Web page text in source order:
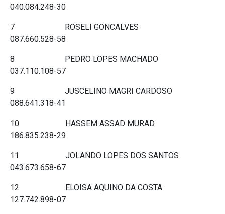
040.084.248-30
7 ROSELI GONCALVES
087.660.528-58
8 PEDRO LOPES MACHADO
037.110.108-57
9 JUSCELINO MAGRI CARDOSO
088.641.318-41
10 HASSEM ASSAD MURAD
186.835.238-29
11 JOLANDO LOPES DOS SANTOS
043.673.658-67
12 ELOISA AQUINO DA COSTA
127.742.898-07